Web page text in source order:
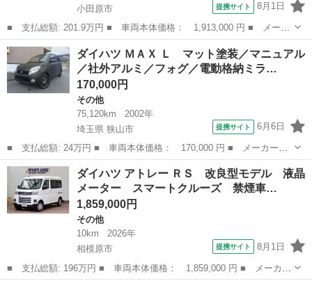
小田原市
提携サイト 8月1日
■ 支払総額: 201.9万円 ■ 車両本体価格： 1,913,000 円 ■ メーカ
ー名： ダイハツ ■ 車種名： ロッキー ■ グレード名： Ｘ Ｈ
ＥＶ 新品タイヤ／保証書／社外 ９インチ ＳＤナビ／スマートア
シスト（...
神奈川 小田原市
ダイハツ ＭＡＸ Ｌ マット塗装／マニュアル
／社外アルミ／フォグ／電動格納ミラ…
170,000円
その他
75,120km
2002年
埼玉県 狭山市
提携サイト 6月6日
■ 支払総額: 24万円 ■ 車両本体価格： 170,000 円 ■ メーカー
名： ダイハツ ■ 車種名： ＭＡＸ ■ グレード名： Ｌ マット
塗装／マニュアル／社外アルミ／フォグ／電動格納ミラー／社外オー
ディオ／リアワイ...
埼玉 狭山市 その他
ダイハツ アトレー ＲＳ 改良型モデル 液晶
メーター スマートクルーズ 禁煙車…
1,859,000円
その他
10km
2026年
相模原市
提携サイト 8月1日
■ 支払総額: 196万円 ■ 車両本体価格： 1,859,000 円 ■ メーカー